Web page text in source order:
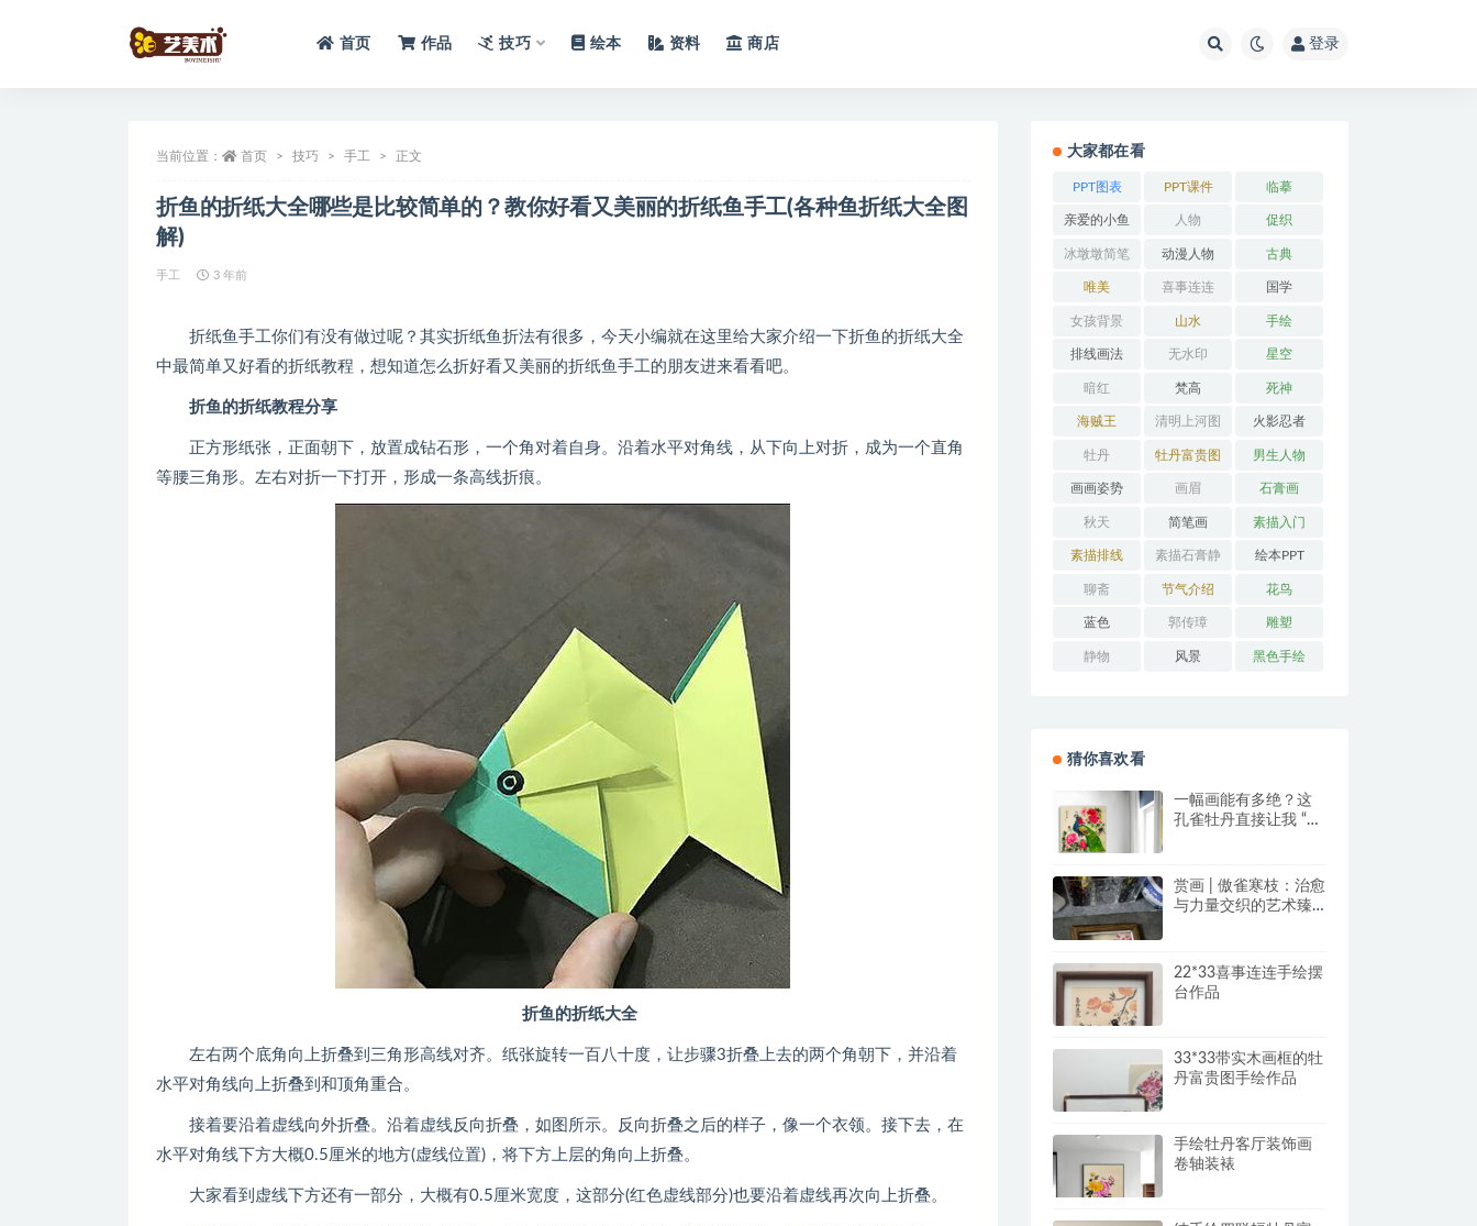
首页 作品 技巧 绘本 资料 商店 登录
当前位置： 首页 技巧 手工 正文
折鱼的折纸大全哪些是比较简单的？教你好看又美丽的折纸鱼手工(各种鱼折纸大全图
解)
手工 3 年前
折纸鱼手工你们有没有做过呢？其实折纸鱼折法有很多，今天小编就在这里给大家介绍一下折鱼的折纸大全
中最简单又好看的折纸教程，想知道怎么折好看又美丽的折纸鱼手工的朋友进来看看吧。
折鱼的折纸教程分享
正方形纸张，正面朝下，放置成钻石形，一个角对着自身。沿着水平对角线，从下向上对折，成为一个直角
等腰三角形。左右对折一下打开，形成一条高线折痕。
折鱼的折纸大全
左右两个底角向上折叠到三角形高线对齐。纸张旋转一百八十度，让步骤3折叠上去的两个角朝下，并沿着
水平对角线向上折叠到和顶角重合。
接着要沿着虚线向外折叠。沿着虚线反向折叠，如图所示。反向折叠之后的样子，像一个衣领。接下去，在
水平对角线下方大概0.5厘米的地方(虚线位置)，将下方上层的角向上折叠。
大家看到虚线下方还有一部分，大概有0.5厘米宽度，这部分(红色虚线部分)也要沿着虚线再次向上折叠。
大家都在看
PPT图表 PPT课件 临摹
亲爱的小鱼 人物 促织
冰墩墩简笔
画
动漫人物 古典
唯美 喜事连连 国学
女孩背景 山水 手绘
排线画法 无水印 星空
暗红 梵高 死神
海贼王 清明上河图 火影忍者
牡丹 牡丹富贵图 男生人物
画画姿势 画眉 石膏画
秋天 简笔画 素描入门
素描排线 素描石膏静
物
绘本PPT
聊斋 节气介绍 花鸟
蓝色 郭传璋 雕塑
静物 风景 黑色手绘
猜你喜欢看
一幅画能有多绝？这
孔雀牡丹直接让我 “哇
赏画 | 傲雀寒枝：治愈
与力量交织的艺术臻
22*33喜事连连手绘摆
台作品
33*33带实木画框的牡
丹富贵图手绘作品
手绘牡丹客厅装饰画
卷轴装裱